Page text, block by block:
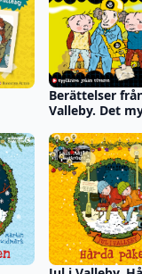
Berättelser
Valleby. Det